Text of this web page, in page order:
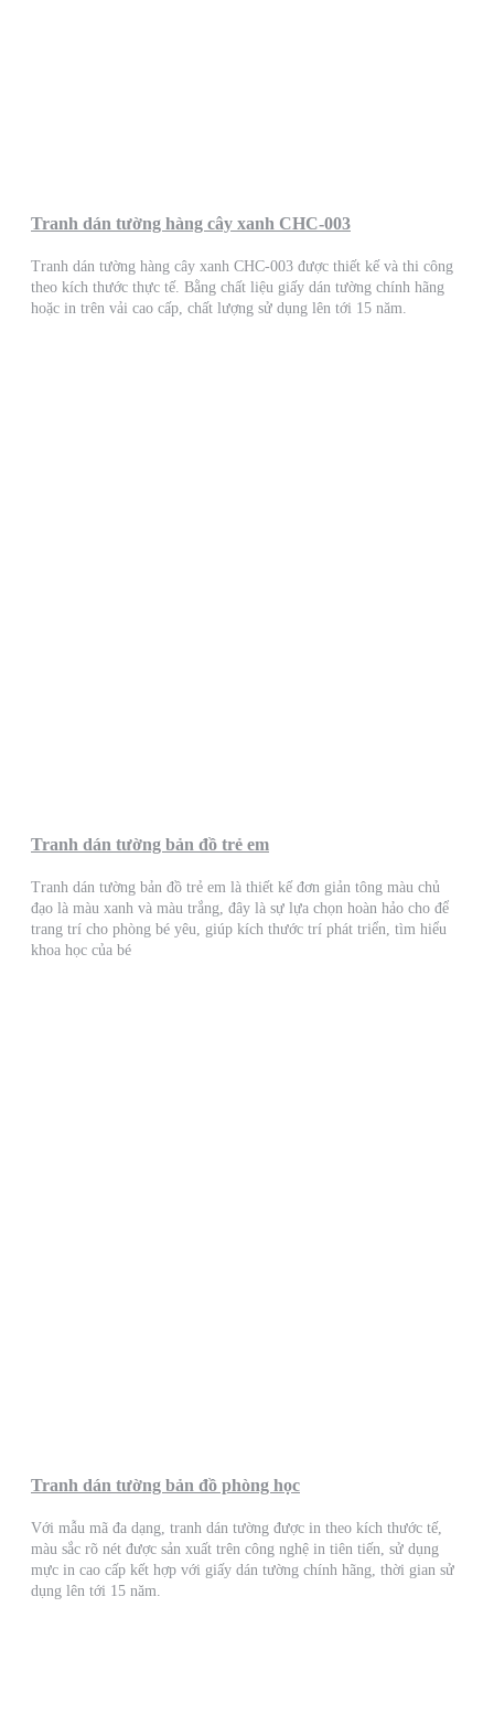
Tranh dán tường hàng cây xanh CHC-003
Tranh dán tường hàng cây xanh CHC-003 được thiết kế và thi công
theo kích thước thực tế. Bằng chất liệu giấy dán tường chính hãng
hoặc in trên vải cao cấp, chất lượng sử dụng lên tới 15 năm.
Tranh dán tường bản đồ trẻ em
Tranh dán tường bản đồ trẻ em là thiết kế đơn giản tông màu chủ
đạo là màu xanh và màu trắng, đây là sự lựa chọn hoàn hảo cho để
trang trí cho phòng bé yêu, giúp kích thước trí phát triển, tìm hiểu
khoa học của bé
Tranh dán tường bản đồ phòng học
Với mẫu mã đa dạng, tranh dán tường được in theo kích thước tế,
màu sắc rõ nét được sản xuất trên công nghệ in tiên tiến, sử dụng
mực in cao cấp kết hợp với giấy dán tường chính hãng, thời gian sử
dụng lên tới 15 năm.